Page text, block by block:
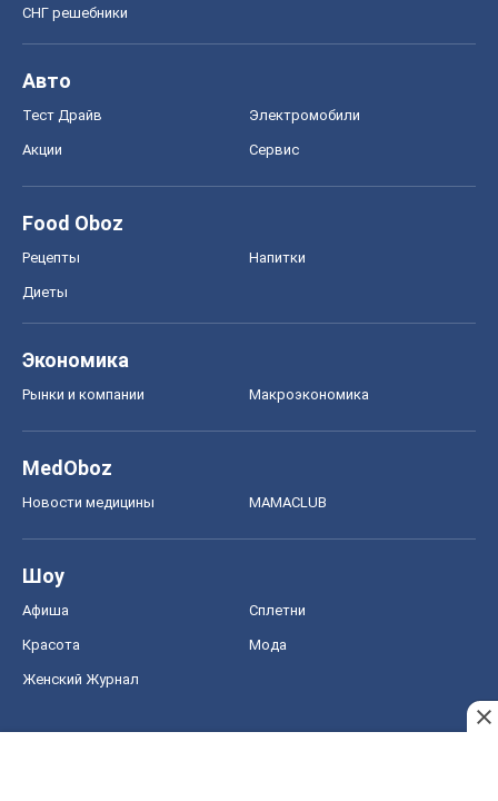
СНГ решебники
Авто
Тест Драйв Электромобили
Акции Сервис
Food Oboz
Рецепты Напитки
Диеты
Экономика
Рынки и компании Mакроэкономика
MedOboz
Новости медицины MAMACLUB
Шоу
Афиша Сплетни
Красота Мода
Женский Журнал